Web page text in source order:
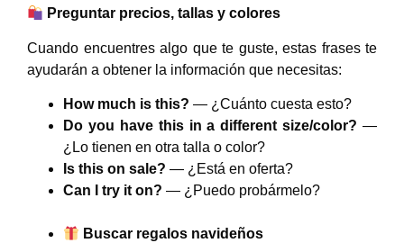
Preguntar precios, tallas y colores
Cuando encuentres algo que te guste, estas frases te
ayudarán a obtener la información que necesitas:
How much is this? — ¿Cuánto cuesta esto?
Do you have this in a different size/color? —
¿Lo tienen en otra talla o color?
Is this on sale? — ¿Está en oferta?
Can I try it on? — ¿Puedo probármelo?
Buscar regalos navideños